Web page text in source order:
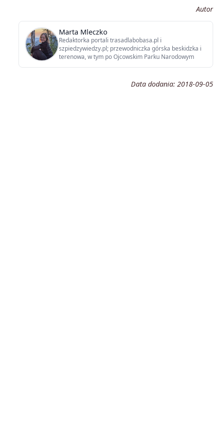
Autor
Marta Mleczko
Redaktorka portali trasadlabobasa.pl i
szpiedzywiedzy.pl; przewodniczka górska beskidzka i
terenowa, w tym po Ojcowskim Parku Narodowym
Data dodania: 2018-09-05